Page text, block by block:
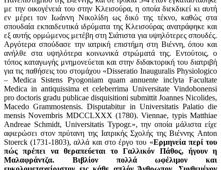
με την οικογένειά του στην Κλεισούρα, η οποία διεκδικεί κι αυτή
εν μέρει τον Ιωάννη Νικολίδη ως δικό της τέκνο, καθώς στα
σπουδαία εκπαιδευτικά ιδρύματα της Κλεισούρας ανατράφηκε και
εξ αυτής ορμώμενος μετέβη στη Σιάτιστα για υψηλότερες σπουδές.
Αργότερα σπούδασε την ιατρική επιστήμη στη Βιέννη, όπου και
ανήλθε στα υψηλότερα κοινωνικά στρώματά της. Εντούτοις, ο
τόπος καταγωγής μνημονεύεται και στην διδακτορική του διατριβή
για τις παθήσεις του στομάχου «Disseratio Inauguralis Physiologico
– Medica Sistens Pyogoniam quam annuente inclyta Facultate
Medica in antiquissima et celeberrima Universitate Vindobonensi
pro doctoris gradu publicae disquisitioni submittit Joannes Nicolides,
Macedo Grammostensis. Disputabitur in Universitatis Palatio die
mensis Novembris MDCCLXXX (1780). Viennae, typis Matthiae
Andreae Schmidt, Universitatis Typogr.», την οποία μάλιστα είχε
αφιερώσει στον πρύτανη της Ιατρικής Σχολής της Βιέννης Anton
Stoerck (1731-1803), αλλά και στο έργο του «Ερμηνεία περί του
πώς πρέπει να θεραπεύεται το Γαλλικόν Πάθος, ήγουν η
Μαλαφράντζα. Βιβλίον πολλά ωφέλιμον και